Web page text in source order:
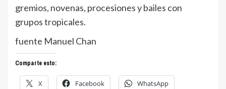
gremios, novenas, procesiones y bailes con
grupos tropicales.
fuente Manuel Chan
Comparte esto:
X Facebook WhatsApp